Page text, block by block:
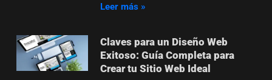
Leer más »
Claves para un Diseño Web
Exitoso: Guía Completa para
Crear tu Sitio Web Ideal